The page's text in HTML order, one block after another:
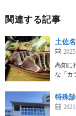
関連する記事
土佐
高知に
な「カ
特殊